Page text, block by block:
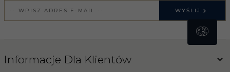
WYŚLIJ
Informacje Dla Klientów